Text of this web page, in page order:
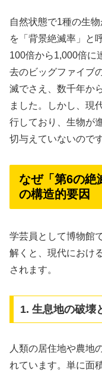
自然状態で1種の生
を「背景絶滅率」と
100倍から1,000倍に
去のビッグファイブ
滅でさえ、数千年か
ました。しかし、現
行しており、生物が
切与えていないのです
なぜ「第6の絶
の構造的要因
学芸員として博物館
解くと、現代におけ
されます。
1. 生息地の破壊
人類の居住地や農地
れています。単に面